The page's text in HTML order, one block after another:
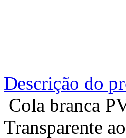
Descrição do
Cola branca
Transparente